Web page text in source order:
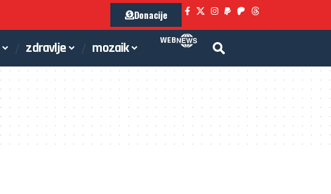
Donacije
zdravlje mozaik WEB